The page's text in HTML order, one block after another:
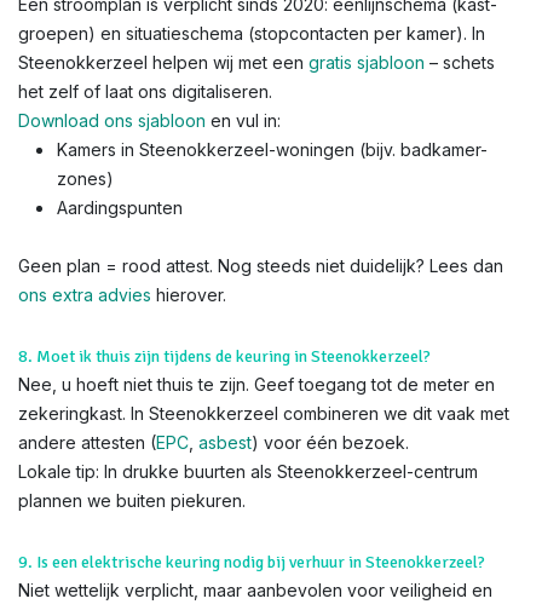
Een stroomplan is verplicht sinds 2020: éénlijnschema (kast-
groepen) en situatieschema (stopcontacten per kamer). In
Steenokkerzeel helpen wij met een gratis sjabloon – schets
het zelf of laat ons digitaliseren.
Download ons sjabloon en vul in:
Kamers in Steenokkerzeel-woningen (bijv. badkamer-
zones)
Aardingspunten
Geen plan = rood attest. Nog steeds niet duidelijk? Lees dan
ons extra advies hierover.
8. Moet ik thuis zijn tijdens de keuring in Steenokkerzeel?
Nee, u hoeft niet thuis te zijn. Geef toegang tot de meter en
zekeringkast. In Steenokkerzeel combineren we dit vaak met
andere attesten (EPC asbest) voor één bezoek.
Lokale tip: In drukke buurten als Steenokkerzeel-centrum
plannen we buiten piekuren.
9. Is een elektrische keuring nodig bij verhuur in Steenokkerzeel?
Niet wettelijk verplicht, maar aanbevolen voor veiligheid en